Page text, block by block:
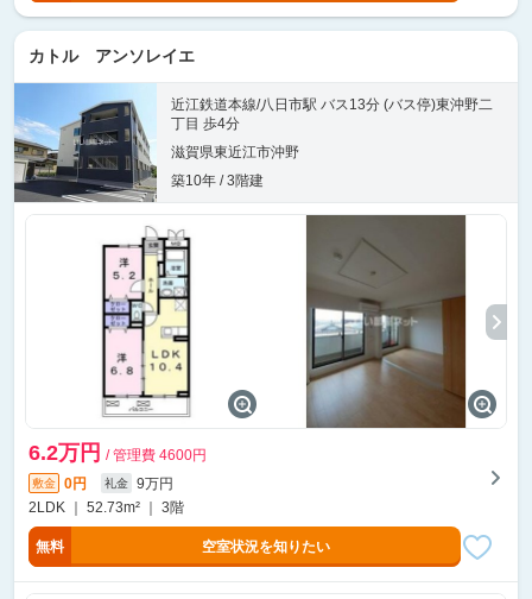
カトル アンソレイエ
近江鉄道本線/八日市駅 バス13分 (バス停)東沖野二
丁目 歩4分
滋賀県東近江市沖野
築10年 / 3階建
6.2万円 / 管理費 4600円
敷金 0円 礼金
9万円
2LDK ｜ 52.73m² ｜ 3階
無料 空室状況を知りたい